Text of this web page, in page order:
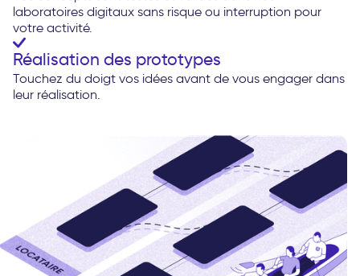
laboratoires digitaux sans risque ou interruption pour
votre activité.
Réalisation des prototypes
Touchez du doigt vos idées avant de vous engager dans
leur réalisation.